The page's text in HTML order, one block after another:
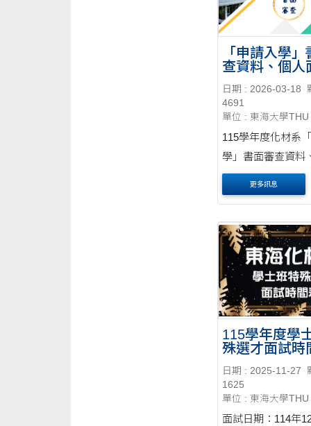
「申請入學
查資料、個人
日期 : 2026-03-18
4691
單位 : 東海大學THU
115學年度化材系
學」書面審查資料
試準備指引
更多訊息
115學年度學
殊選才面試時
日期 : 2025-11-27
1625
單位 : 東海大學THU
面試日期：114年